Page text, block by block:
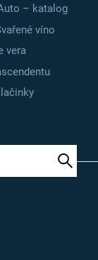
– katalog
víno
vera